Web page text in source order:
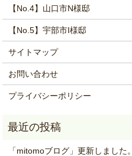
【No.4】山口市N様邸
【No.5】宇部市I様邸
サイトマップ
お問い合わせ
プライバシーポリシー
「mitomoブログ」更新しました。